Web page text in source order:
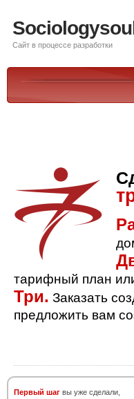
Сайт в процессе разработки
тарифный план
Три. Заказать
предложить вам
Первый шаг вы уже сделали,